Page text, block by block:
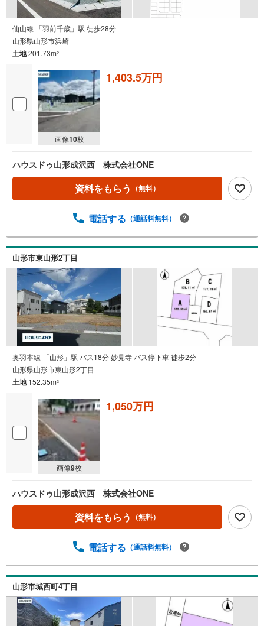
仙山線 「羽前千歳」駅 徒歩28分
山形県山形市浜崎
土地201.73m2
画像10枚
1,403.5万円
ハウスドゥ山形成沢西 株式会社ONE
資料をもらう （無料）
電話する （通話料無料）
山形市東山形2丁目
奥羽本線 「山形」駅 バス18分 妙見寺 バス停下車 徒歩2分
山形県山形市東山形2丁目
土地152.35m2
画像9枚
1,050万円
ハウスドゥ山形成沢西 株式会社ONE
資料をもらう （無料）
電話する （通話料無料）
山形市城西町4丁目